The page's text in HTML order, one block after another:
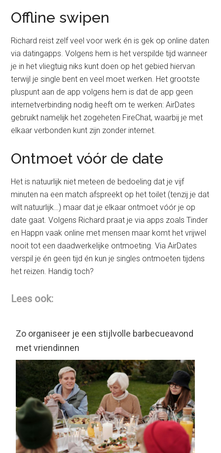
Offline swipen
Richard reist zelf veel voor werk én is gek op online daten
via datingapps. Volgens hem is het verspilde tijd wanneer
je in het vliegtuig niks kunt doen op het gebied hiervan
terwijl je single bent en veel moet werken. Het grootste
pluspunt aan de app volgens hem is dat de app geen
internetverbinding nodig heeft om te werken: AirDates
gebruikt namelijk het zogeheten FireChat, waarbij je met
elkaar verbonden kunt zijn zonder internet.
Ontmoet vóór de date
Het is natuurlijk niet meteen de bedoeling dat je vijf
minuten na een match afspreekt op het toilet (tenzij je dat
wilt natuurlijk…) maar dat je elkaar ontmoet vóór je op
date gaat. Volgens Richard praat je via apps zoals Tinder
en Happn vaak online met mensen maar komt het vrijwel
nooit tot een daadwerkelijke ontmoeting. Via AirDates
verspil je én geen tijd én kun je singles ontmoeten tijdens
het reizen. Handig toch?
Lees ook:
Zo organiseer je een stijlvolle barbecueavond
met vriendinnen